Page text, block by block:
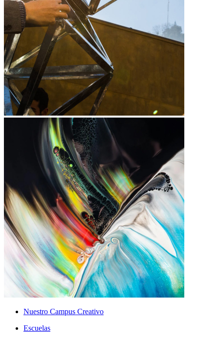
Nuestro Campus Creativo
Escuelas